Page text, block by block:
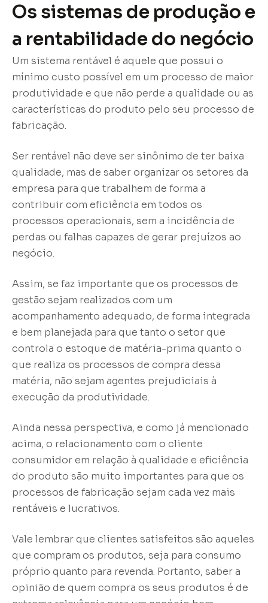
Os sistemas de produção e
a rentabilidade do negócio
Um sistema rentável é aquele que possui o
mínimo custo possível em um processo de maior
produtividade e que não perde a qualidade ou as
características do produto pelo seu processo de
fabricação.
Ser rentável não deve ser sinônimo de ter baixa
qualidade, mas de saber organizar os setores da
empresa para que trabalhem de forma a
contribuir com eficiência em todos os
processos operacionais, sem a incidência de
perdas ou falhas capazes de gerar prejuízos ao
negócio.
Assim, se faz importante que os processos de
gestão sejam realizados com um
acompanhamento adequado, de forma integrada
e bem planejada para que tanto o setor que
controla o estoque de matéria-prima quanto o
que realiza os processos de compra dessa
matéria, não sejam agentes prejudiciais à
execução da produtividade.
Ainda nessa perspectiva, e como já mencionado
acima, o relacionamento com o cliente
consumidor em relação à qualidade e eficiência
do produto são muito importantes para que os
processos de fabricação sejam cada vez mais
rentáveis e lucrativos.
Vale lembrar que clientes satisfeitos são aqueles
que compram os produtos, seja para consumo
próprio quanto para revenda. Portanto, saber a
opinião de quem compra os seus produtos é de